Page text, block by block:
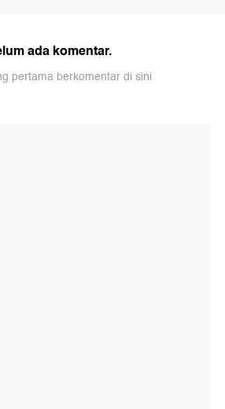
ada komentar.
pertama berkomentar di sini